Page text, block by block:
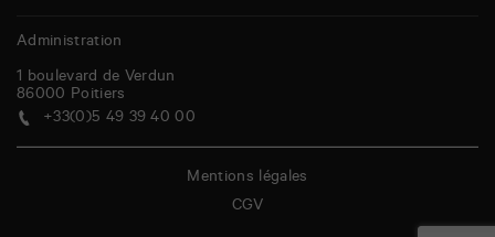
Administration
1 boulevard de Verdun
86000 Poitiers
+33(0)5 49 39 40 00
Mentions légales
CGV